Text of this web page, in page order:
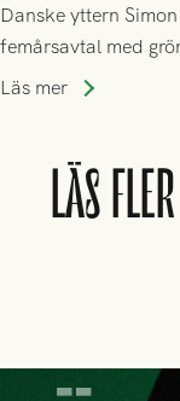
Danske yttern
femårsavtal med
spel i färöiska Skála
Läs mer
LÄS